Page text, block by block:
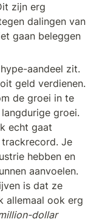
zijn erg
dalingen van
gaan beleggen
aandeel zit.
geld verdienen.
de groei in te
groei.
echt gaat
trackrecord. Je
hebben en
aanvoelen.
is dat ze
allemaal ook erg
dollar